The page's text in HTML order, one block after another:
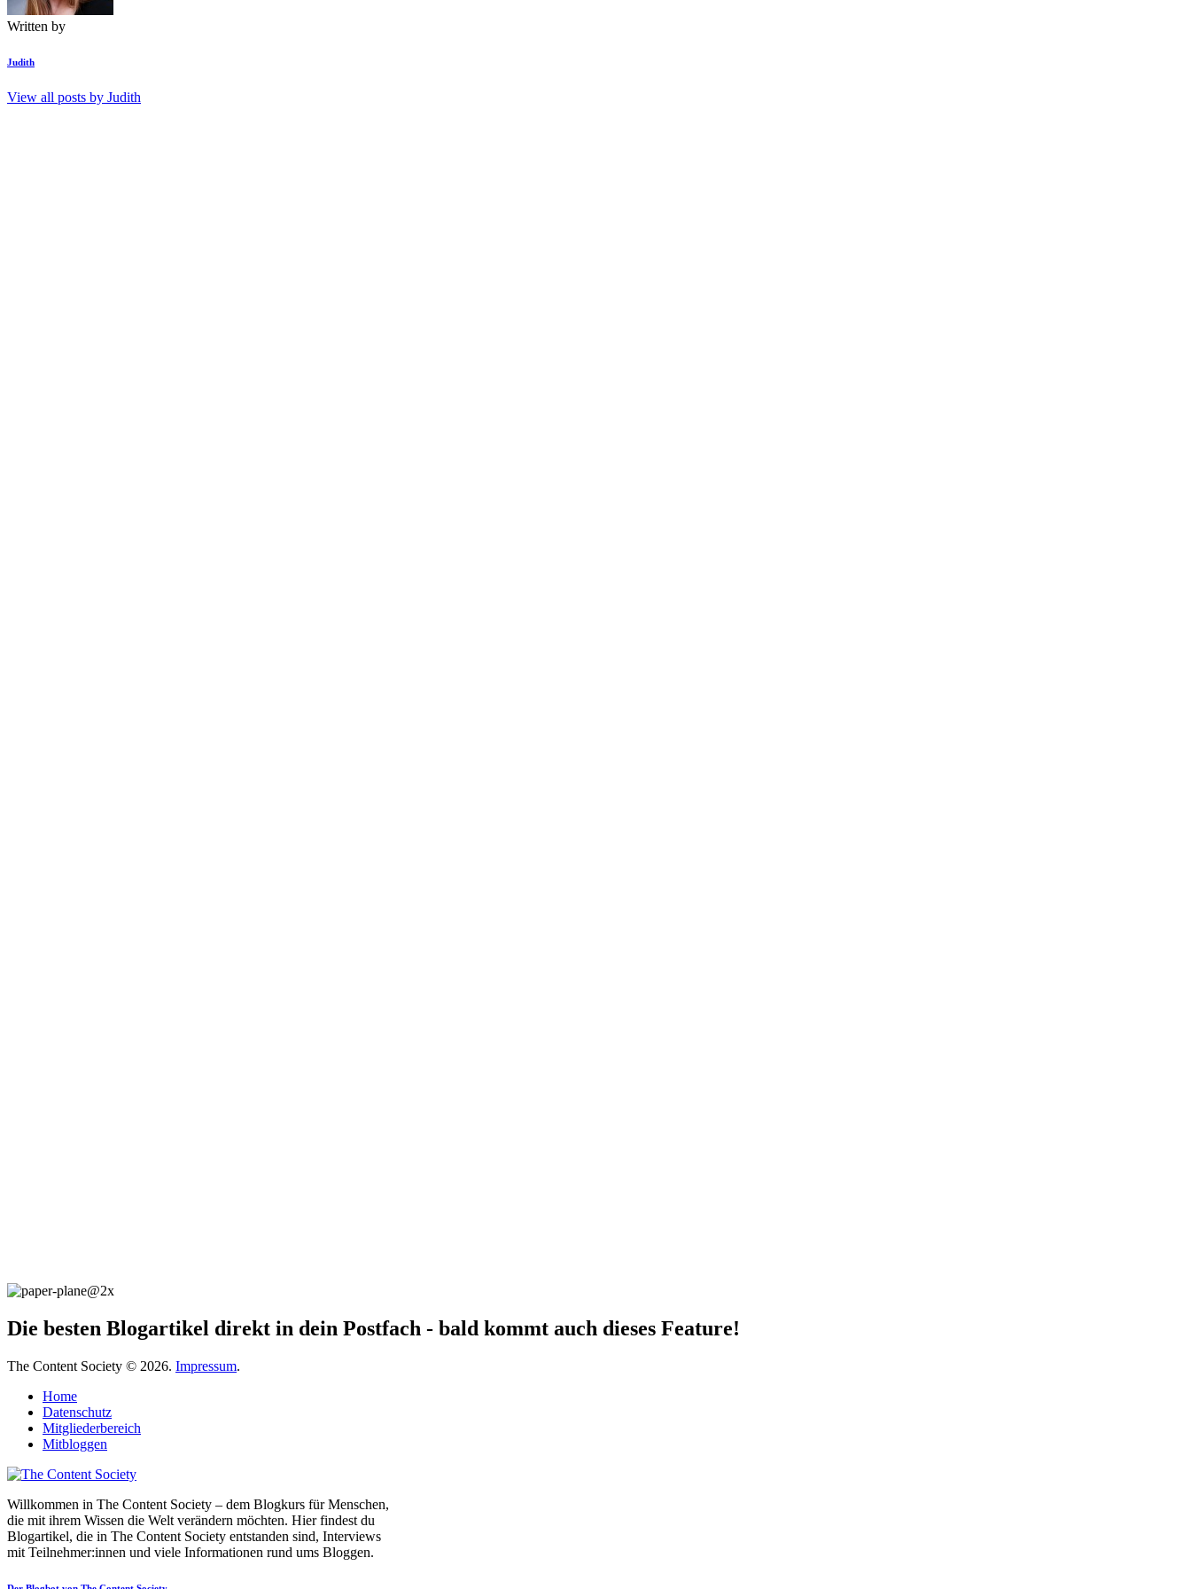
Written by
Judith
View all posts by Judith
Die besten Blogartikel direkt in dein Postfach - bald kommt auch dieses Feature!
The Content Society © 2026. Impressum.
Home
Datenschutz
Mitgliederbereich
Mitbloggen
Willkommen in The Content Society – dem Blogkurs für Menschen,
die mit ihrem Wissen die Welt verändern möchten. Hier findest du
Blogartikel, die in The Content Society entstanden sind, Interviews
mit Teilnehmer:innen und viele Informationen rund ums Bloggen.